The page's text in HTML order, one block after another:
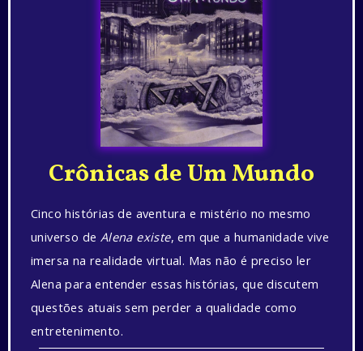
Crônicas de Um Mundo
Cinco histórias de aventura e mistério no mesmo
universo de Alena existe, em que a humanidade vive
imersa na realidade virtual. Mas não é preciso ler
Alena para entender essas histórias, que discutem
questões atuais sem perder a qualidade como
entretenimento.